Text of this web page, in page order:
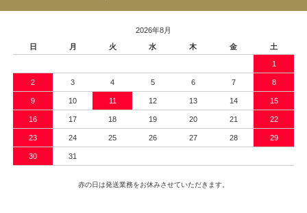
2026年8月
日
月 火 水 木 金 土
1
2 3 4 5 6 7 8
9 10 11 12 13 14 15
16 17 18 19 20 21 22
23 24 25 26 27 28 29
30 31
赤の日は発送業務をお休みさせていただきます。